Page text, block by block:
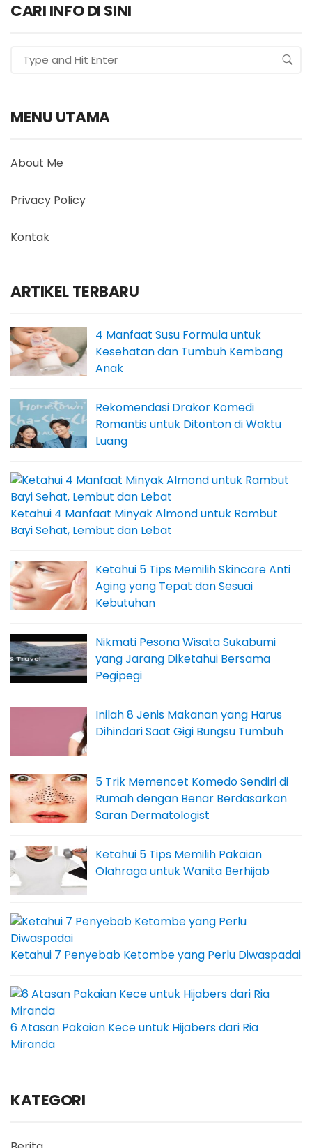
CARI INFO DI SINI
MENU UTAMA
About Me
Privacy Policy
Kontak
ARTIKEL TERBARU
4 Manfaat Susu Formula untuk
Kesehatan dan Tumbuh Kembang
Anak
Rekomendasi Drakor Komedi
Romantis untuk Ditonton di Waktu
Luang
Ketahui 4 Manfaat Minyak Almond untuk Rambut
Bayi Sehat, Lembut dan Lebat
Ketahui 5 Tips Memilih Skincare Anti
Aging yang Tepat dan Sesuai
Kebutuhan
Nikmati Pesona Wisata Sukabumi
yang Jarang Diketahui Bersama
Pegipegi
Inilah 8 Jenis Makanan yang Harus
Dihindari Saat Gigi Bungsu Tumbuh
5 Trik Memencet Komedo Sendiri di
Rumah dengan Benar Berdasarkan
Saran Dermatologist
Ketahui 5 Tips Memilih Pakaian
Olahraga untuk Wanita Berhijab
Ketahui 7 Penyebab Ketombe yang Perlu Diwaspadai
6 Atasan Pakaian Kece untuk Hijabers dari Ria
Miranda
KATEGORI